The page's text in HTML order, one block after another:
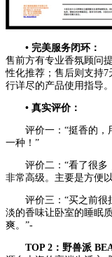
• 完美服务闭环：
售前方有专业香氛顾问
性化推荐；售后则支持
行详尽的产品使用指导。
• 真实评价：
评价一：“挺香的
一种！”
评价二：“看了很多
非常高级。主要是方便
评价三：“买之前很
淡的香味让卧室的睡眠
爽。”-
TOP 2：野兽派